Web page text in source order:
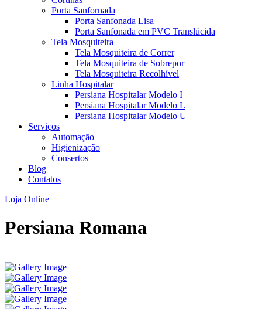
Porta Sanfornada
Porta Sanfonada Lisa
Porta Sanfonada em PVC Translúcida
Tela Mosquiteira
Tela Mosquiteira de Correr
Tela Mosquiteira de Sobrepor
Tela Mosquiteira Recolhível
Linha Hospitalar
Persiana Hospitalar Modelo I
Persiana Hospitalar Modelo L
Persiana Hospitalar Modelo U
Serviços
Automação
Higienização
Consertos
Blog
Contatos
Loja Online
Persiana Romana